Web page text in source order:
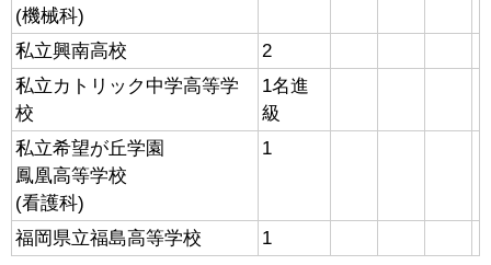
(機械科)
私立興南高校
2
私立カトリック中学高等学
校
1名進
級
私立希望が丘学園
鳳凰高等学校
(看護科)
1
福岡県立福島高等学校 1